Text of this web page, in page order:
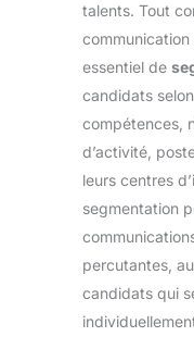
talents. Tout
essentiel de
candidats
compétences,
d’activité,
leurs centres
segmentation
percutantes,
candidats qui